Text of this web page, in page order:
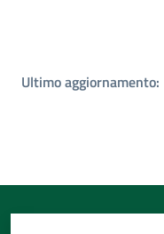
Ultimo aggiornamento: